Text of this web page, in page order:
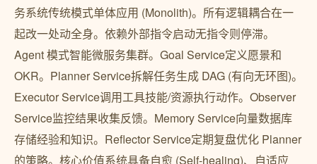
务系统传统模式单体应用 (Monolith)。所有逻辑耦合在一
起改一处动全身。依赖外部指令启动无指令则停滞。
Agent 模式智能微服务集群。Goal Service定义愿景和
OKR。Planner Service拆解任务生成 DAG (有向无环图)。
Executor Service调用工具技能/资源执行动作。Observer
Service监控结果收集反馈。Memory Service向量数据库
存储经验和知识。Reflector Service定期复盘优化 Planner
的策略。核心价值系统具备自愈 (Self-healing)、自适应